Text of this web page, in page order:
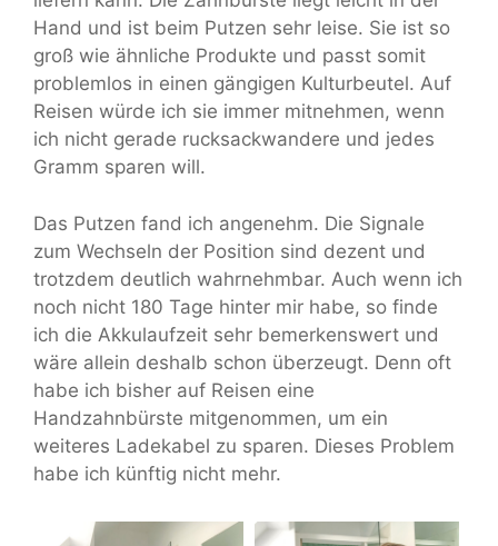
Hand und ist beim Putzen sehr leise. Sie ist so
groß wie ähnliche Produkte und passt somit
problemlos in einen gängigen Kulturbeutel. Auf
Reisen würde ich sie immer mitnehmen, wenn
ich nicht gerade rucksackwandere und jedes
Gramm sparen will.
Das Putzen fand ich angenehm. Die Signale
zum Wechseln der Position sind dezent und
trotzdem deutlich wahrnehmbar. Auch wenn ich
noch nicht 180 Tage hinter mir habe, so finde
ich die Akkulaufzeit sehr bemerkenswert und
wäre allein deshalb schon überzeugt. Denn oft
habe ich bisher auf Reisen eine
Handzahnbürste mitgenommen, um ein
weiteres Ladekabel zu sparen. Dieses Problem
habe ich künftig nicht mehr.